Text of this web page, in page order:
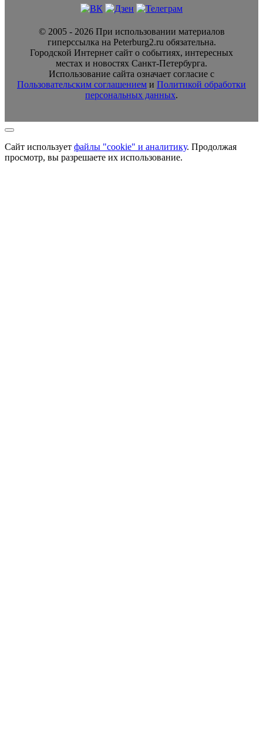
© 2005 - 2026 При использовании материалов
гиперссылка на Peterburg2.ru обязательна.
Городской Интернет сайт о событиях, интересных
местах и новостях Санкт-Петербурга.
Использование сайта означает согласие с
Пользовательским соглашением и Политикой обработки
персональных данных.
Сайт использует файлы "cookie" и аналитику. Продолжая
просмотр, вы разрешаете их использование.